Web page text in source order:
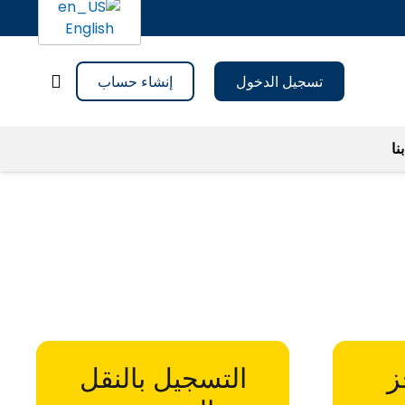
English
تسجيل الدخول إنشاء حساب
التسجيل بالنقل